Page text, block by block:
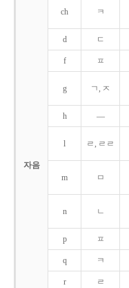
자음
ch ㅋ
d ㄷ
f ㅍ
g ㄱ, ㅈ
h ―
l ㄹ, ㄹㄹ
m ㅁ
n ㄴ
p ㅍ
q ㅋ
r ㄹ